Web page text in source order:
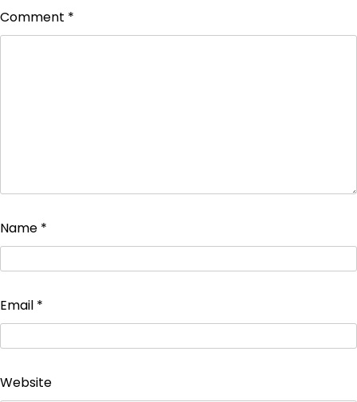
Comment *
Name *
Email *
Website